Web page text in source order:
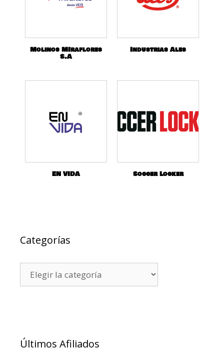
Molinos MIraflores
S.A
Industrias Ales
EN VIDA Soccer Locker
Categorías
Últimos Afiliados